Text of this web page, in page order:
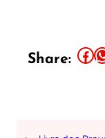
Share: Share this article on Facebook Share this article on WhatsApp